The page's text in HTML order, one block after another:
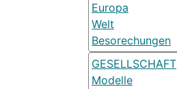
Europa
Welt
Besorechungen
GESELLSCHAFT
Modelle